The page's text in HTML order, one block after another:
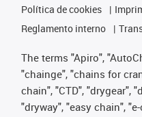
Política de cookies
Reglamento interno
The terms "Apiro",
"chainge", "chains for
chain", "CTD", "drygear",
"dryway", "easy chain",